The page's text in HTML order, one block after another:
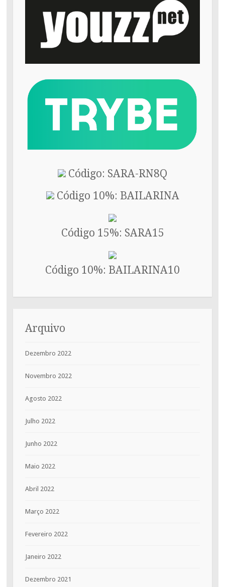
Código: SARA-RN8Q
Código 10%: BAILARINA
Código 15%: SARA15
Código 10%: BAILARINA10
Arquivo
Dezembro 2022
Novembro 2022
Agosto 2022
Julho 2022
Junho 2022
Maio 2022
Abril 2022
Março 2022
Fevereiro 2022
Janeiro 2022
Dezembro 2021